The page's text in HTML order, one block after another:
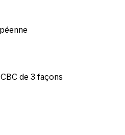
de 3 façons